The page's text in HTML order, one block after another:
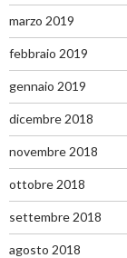
marzo 2019
febbraio 2019
gennaio 2019
dicembre 2018
novembre 2018
ottobre 2018
settembre 2018
agosto 2018